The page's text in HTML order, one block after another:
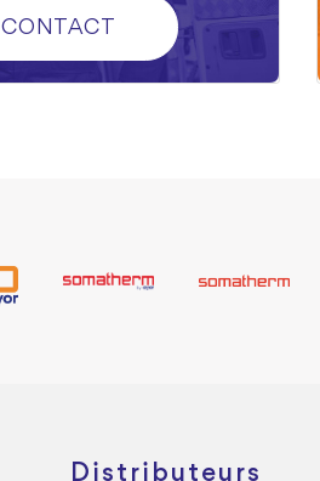
CONTACT
Distributeurs